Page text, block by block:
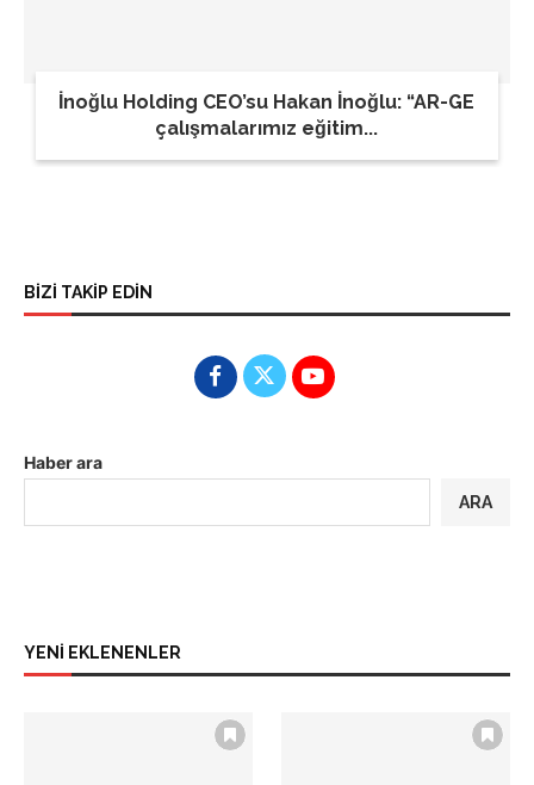
İnoğlu Holding CEO’su Hakan İnoğlu: “AR-GE
çalışmalarımız eğitim...
BİZİ TAKİP EDİN
Haber ara
ARA
YENİ EKLENENLER